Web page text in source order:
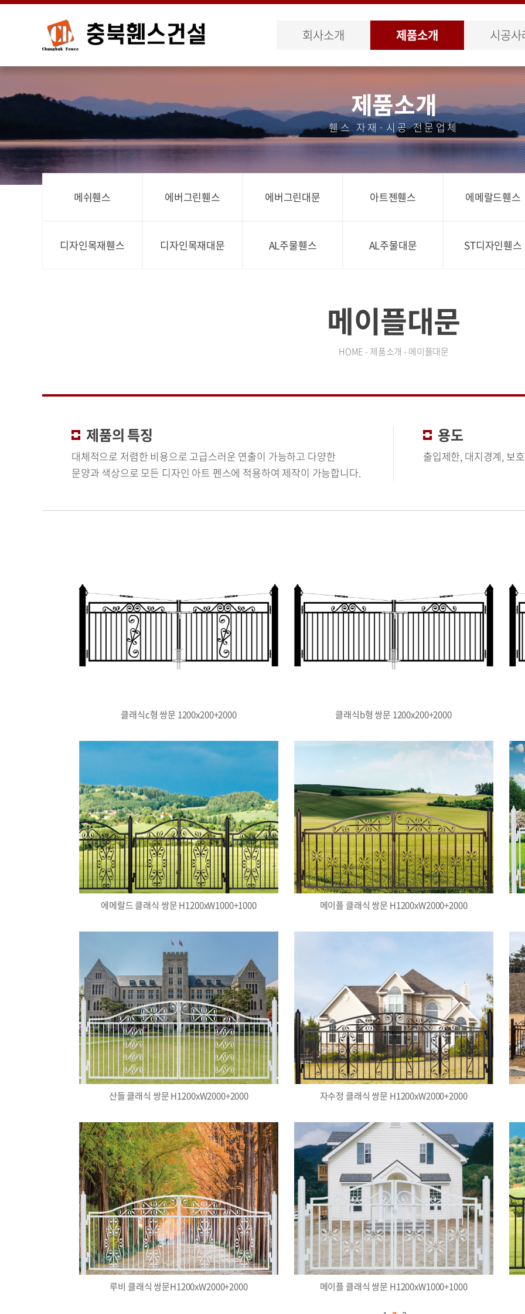
회사소개 제품소개 시공사
제품소개
휀스 자재·시공 전문업체
메쉬휀스 에버그린휀스 에버그린대문 아트젠휀스 에메랄드휀스
디자인목재휀스 디자인목재대문 AL주물휀스 AL주물대문 ST디자인휀스
메이플대문
HOME - 제품소개 - 메이플대문
제품의 특징
대체적으로 저렴한 비용으로 고급스러운 연출이 가능하고 다양한
문양과 색상으로 모든 디자인 아트 펜스에 적용하여 제작이 가능합니다.
용도
출입제한, 대지경계, 보
클래식c형 쌍문 1200x200+2000 클래식b형 쌍문 1200x200+2000
에메랄드 클래식 쌍문 H1200xW1000+1000 메이플 클래식 쌍문 H1200xW2000+2000
산들 클래식 쌍문 H1200xW2000+2000 자수정 클래식 쌍문 H1200xW2000+2000
루비 클래식 쌍문H1200xW2000+2000 메이플 클래식 쌍문 H1200xW1000+1000